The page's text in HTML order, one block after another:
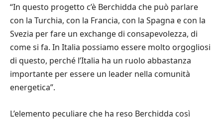
“In questo progetto c’è Berchidda che può parlare
con la Turchia, con la Francia, con la Spagna e con la
Svezia per fare un exchange di consapevolezza, di
come si fa. In Italia possiamo essere molto orgogliosi
di questo, perché l’Italia ha un ruolo abbastanza
importante per essere un leader nella comunità
energetica”.
L’elemento peculiare che ha reso Berchidda così